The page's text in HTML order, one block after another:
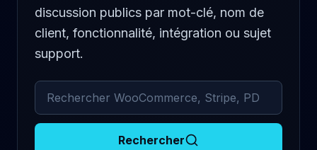
discussion publics par mot-clé, nom de
client, fonctionnalité, intégration ou sujet
support.
Rechercher dans les commentaires archivés
Rechercher